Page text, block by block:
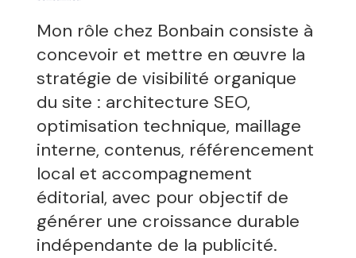
Mon rôle chez Bonbain consiste à
concevoir et mettre en œuvre la
stratégie de visibilité organique
du site : architecture SEO,
optimisation technique, maillage
interne, contenus, référencement
local et accompagnement
éditorial, avec pour objectif de
générer une croissance durable
indépendante de la publicité.